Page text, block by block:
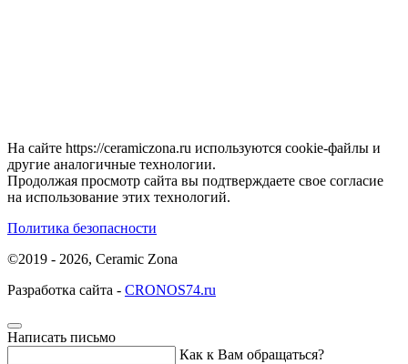
На сайте https://ceramiczona.ru используются coоkie-файлы и
другие аналогичные технологии.
Продолжая просмотр сайта вы подтверждаете свое согласие
на использование этих технологий.
Политика безопасности
©2019 - 2026, Ceramic Zona
Разработка сайта - CRONOS74.ru
Написать письмо
Как к Вам обращаться?